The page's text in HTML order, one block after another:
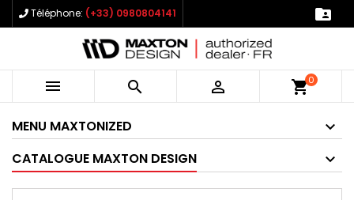
Téléphone: (+33) 0980804141 
   shopping_cart0
MENU MAXTONIZED
CATALOGUE MAXTON DESIGN